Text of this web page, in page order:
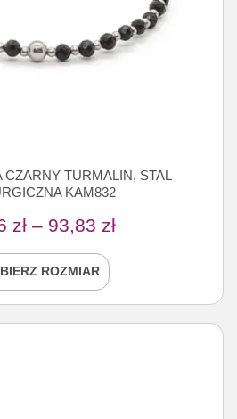
CZARNY TURMALIN, STAL
KAM832
zł – 93,83 zł
ROZMIAR